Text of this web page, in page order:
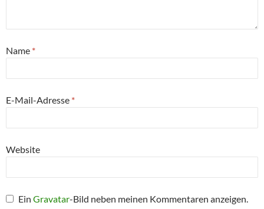
Name *
E-Mail-Adresse *
Website
EinGravatar-Bild neben meinen Kommentaren anzeigen.